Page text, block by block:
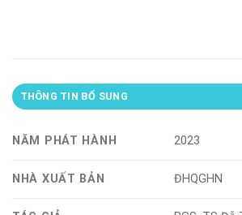
THÔNG TIN BỔ SUNG
NĂM PHÁT HÀNH 2023
NHÀ XUẤT BẢN ĐHQGHN